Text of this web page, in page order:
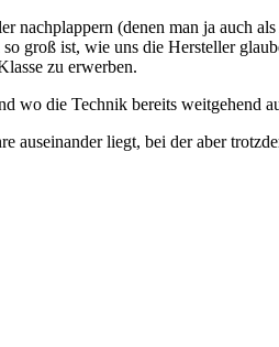
nachplappern (denen man ja auch
groß ist, wie uns die Hersteller
zu erwerben.
wo die Technik bereits weitgehend
liegt, bei der aber